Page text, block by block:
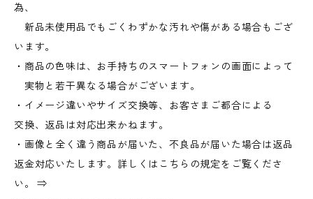
為、
新品未使用品でもごくわずかな汚れや傷がある場合もござ
います。
・商品の色味は、お手持ちのスマートフォンの画面によって
実物と若干異なる場合がございます。
・イメージ違いやサイズ交換等、お客さまご都合による
交換、返品は対応出来かねます。
・画像と全く違う商品が届いた、不良品が届いた場合は返品
返金対応いたします。詳しくはこちらの規定をご覧くださ
い。 ⇒